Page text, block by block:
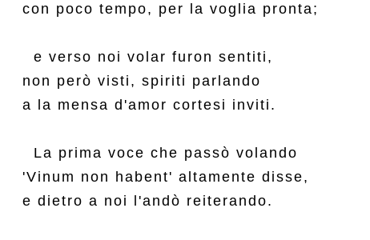
con poco tempo, per la voglia pronta;
  e verso noi volar furon sentiti,
non però visti, spiriti parlando
a la mensa d'amor cortesi inviti.
  La prima voce che passò volando
'Vinum non habent' altamente disse,
e dietro a noi l'andò reiterando.